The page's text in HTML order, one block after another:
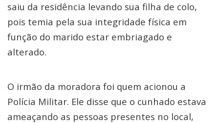
saiu da residência levando sua filha de colo,
pois temia pela sua integridade física em
função do marido estar embriagado e
alterado.
O irmão da moradora foi quem acionou a
Polícia Militar. Ele disse que o cunhado estava
ameaçando as pessoas presentes no local,